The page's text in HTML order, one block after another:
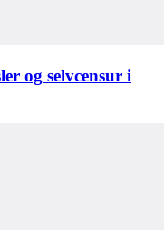
og selvcensur i